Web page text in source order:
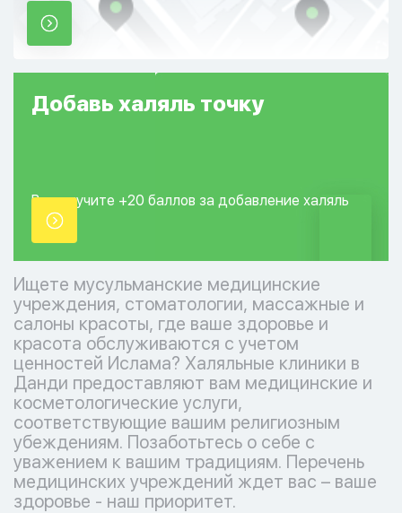
Добавь халяль точку
Вы получите +20 баллов за добавление халяль
точки.
Ищете мусульманские медицинские
учреждения, стоматологии, массажные и
салоны красоты, где ваше здоровье и
красота обслуживаются с учетом
ценностей Ислама? Халяльные клиники в
Данди предоставляют вам медицинские и
косметологические услуги,
соответствующие вашим религиозным
убеждениям. Позаботьтесь о себе с
уважением к вашим традициям. Перечень
медицинских учреждений ждет вас – ваше
здоровье - наш приоритет.